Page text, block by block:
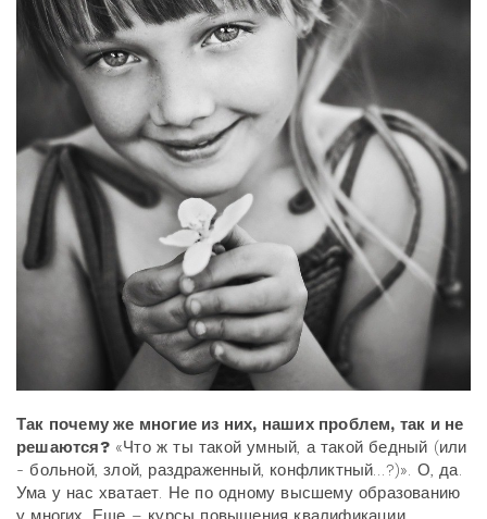
Так почему же многие из них, наших проблем, так и не
решаются?«Что ж ты такой умный, а такой бедный (или
- больной, злой, раздраженный, конфликтный…?)». О, да.
Ума у нас хватает. Не по одному высшему образованию